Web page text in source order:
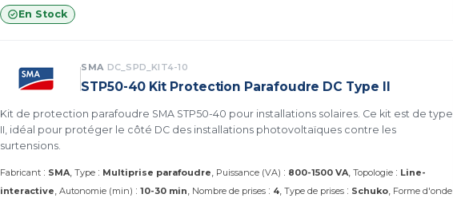
En Stock
SMA DC_SPD_KIT4-10
STP50-40 Kit Protection Parafoudre DC Type II
Kit de protection parafoudre SMA STP50-40 pour installations solaires. Ce kit est de type
II, idéal pour protéger le côté DC des installations photovoltaïques contre les
surtensions.
Fabricant : SMA Type : Multiprise parafoudre Puissance (VA) : 800-1500 VA Topologie : Line-
interactive Autonomie (min) : 10-30 min Nombre de prises : 4 Type de prises : Schuko Forme d'onde